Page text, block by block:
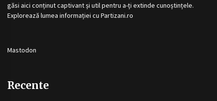
găsi aici conținut captivant și util pentru a-ți extinde cunoștințele.
Explorează lumea informației cu Partizani.ro
Mastodon
Recente